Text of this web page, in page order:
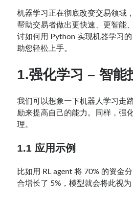
机器学习正在彻底改变交易领域
帮助交易者做出更快速、更智能
讨如何用 Python 实现机器学习
助您轻松上手。
1.强化学习 – 智能
我们可以想象一下机器人学习走
励来提高自己的能力。同样，强
理。
1.1 应用示例
比如用 RL agent 将 70% 的资金
合增长了 5%，模型就会将此视为